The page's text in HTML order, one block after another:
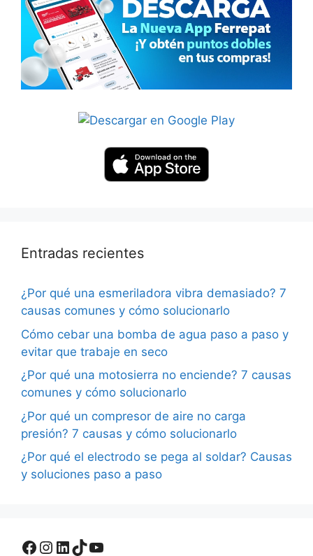
Entradas recientes
¿Por qué una esmeriladora vibra demasiado? 7
causas comunes y cómo solucionarlo
Cómo cebar una bomba de agua paso a paso y
evitar que trabaje en seco
¿Por qué una motosierra no enciende? 7 causas
comunes y cómo solucionarlo
¿Por qué un compresor de aire no carga
presión? 7 causas y cómo solucionarlo
¿Por qué el electrodo se pega al soldar? Causas
y soluciones paso a paso
Facebook
Instagram
LinkedIn
TikTok
YouTube